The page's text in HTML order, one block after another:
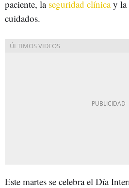
paciente, la seguridad clínicay la
cuidados.
Este martes se celebra el Día